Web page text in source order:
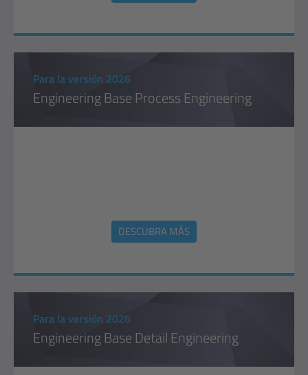
Para la versión 2026
Engineering Base Process Engineering
DESCUBRA MÁS
Para la versión 2026
Engineering Base Detail Engineering